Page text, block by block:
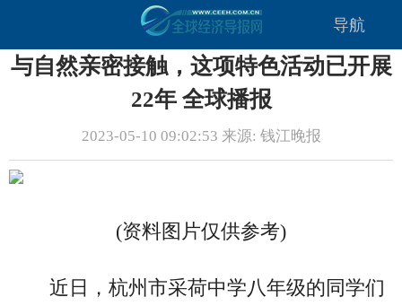
导航
与自然亲密接触，这项特色活动已开展
22年 全球播报
2023-05-10 09:02:53 来源: 钱江晚报
(资料图片仅供参考)
近日，杭州市采荷中学八年级的同学们